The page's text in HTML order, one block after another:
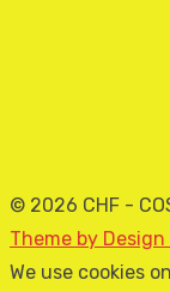
© 2026 CHF -
Theme by Design
We use cookies